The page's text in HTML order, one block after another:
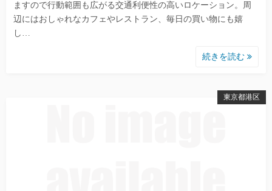
ますので行動範囲も広がる交通利便性の高いロケーション。周
辺にはおしゃれなカフェやレストラン、毎日の買い物にも嬉
し…
続きを読む
東京都港区